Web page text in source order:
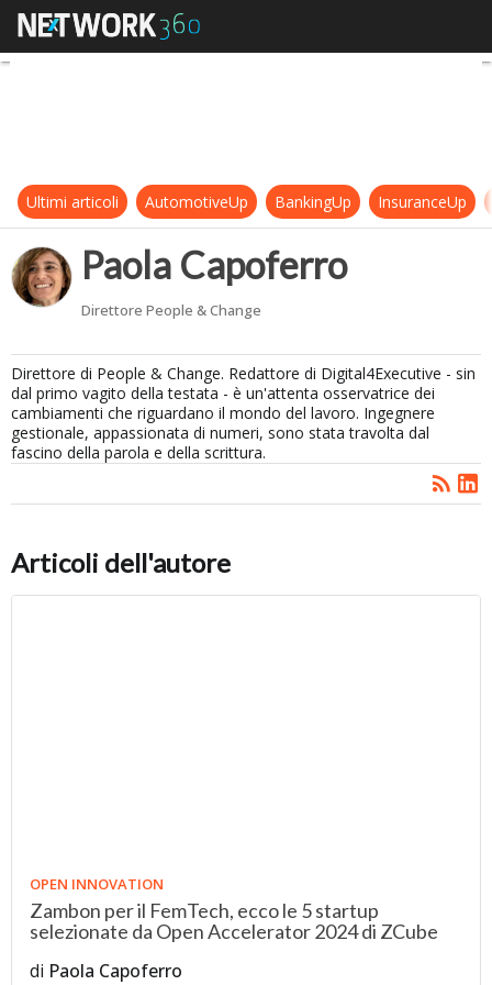
Paola Capoferro
Ultimi articoli AutomotiveUp BankingUp InsuranceUp
Paola Capoferro
Direttore People & Change
Direttore di People & Change. Redattore di Digital4Executive - sin
dal primo vagito della testata - è un'attenta osservatrice dei
cambiamenti che riguardano il mondo del lavoro. Ingegnere
gestionale, appassionata di numeri, sono stata travolta dal
fascino della parola e della scrittura.
Articoli dell'autore
OPEN INNOVATION
Zambon per il FemTech, ecco le 5 startup
selezionate da Open Accelerator 2024 di ZCube
di Paola Capoferro